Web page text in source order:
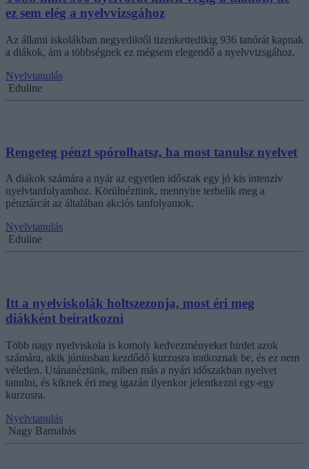
ez sem elég a nyelvvizsgához
Az állami iskolákban negyediktől tizenkettedikig 936 tanórát kapnak
a diákok, ám a többségnek ez mégsem elegendő a nyelvvizsgához.
Nyelvtanulás
Eduline
Rengeteg pénzt spórolhatsz, ha most tanulsz nyelvet
A diákok számára a nyár az egyetlen időszak egy jó kis intenzív
nyelvtanfolyamhoz. Körülnéztünk, mennyire terhelik meg a
pénztárcát az általában akciós tanfolyamok.
Nyelvtanulás
Eduline
Itt a nyelviskolák holtszezonja, most éri meg
diákként beiratkozni
Több nagy nyelviskola is komoly kedvezményeket hirdet azok
számára, akik júniusban kezdődő kurzusra iratkoznak be, és ez nem
véletlen. Utánanéztünk, miben más a nyári időszakban nyelvet
tanulni, és kiknek éri meg igazán ilyenkor jelentkezni egy-egy
kurzusra.
Nyelvtanulás
Nagy Barnabás